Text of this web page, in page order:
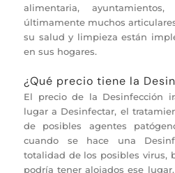
alimentaria,
últimamente muchos
su salud y limpieza están
en sus hogares.
¿Qué precio tiene la
El precio de la Desinfección
lugar a Desinfectar, el
de posibles agentes
cuando se hace una
totalidad de los posibles virus,
podría tener alojados ese